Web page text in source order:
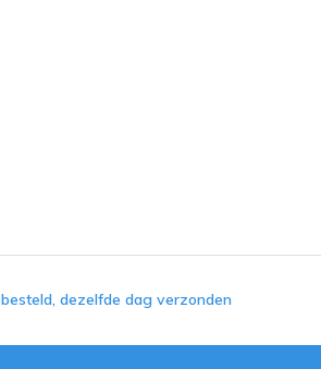
dezelfde dag verzonden